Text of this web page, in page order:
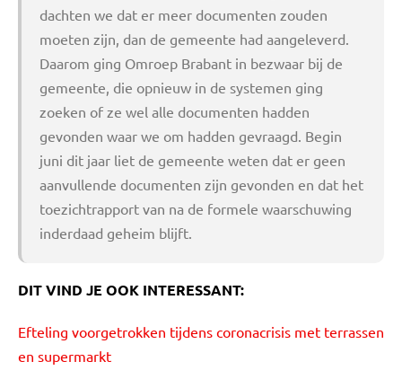
dachten we dat er meer documenten zouden
moeten zijn, dan de gemeente had aangeleverd.
Daarom ging Omroep Brabant in bezwaar bij de
gemeente, die opnieuw in de systemen ging
zoeken of ze wel alle documenten hadden
gevonden waar we om hadden gevraagd. Begin
juni dit jaar liet de gemeente weten dat er geen
aanvullende documenten zijn gevonden en dat het
toezichtrapport van na de formele waarschuwing
inderdaad geheim blijft.
DIT VIND JE OOK INTERESSANT:
Efteling voorgetrokken tijdens coronacrisis met terrassen
en supermarkt